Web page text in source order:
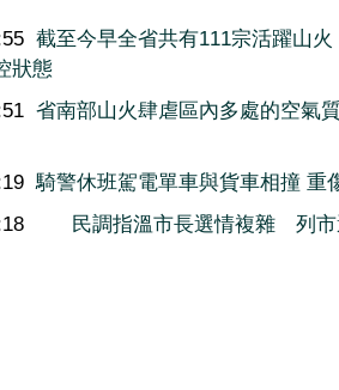
截至今早全省共有111宗活躍山火
狀態
省南部山火肆虐區內多處的空氣
騎警休班駕電單車與貨車相撞 重
民調指溫市長選情複雜 列